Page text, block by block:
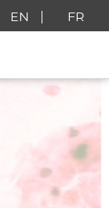
EN FR